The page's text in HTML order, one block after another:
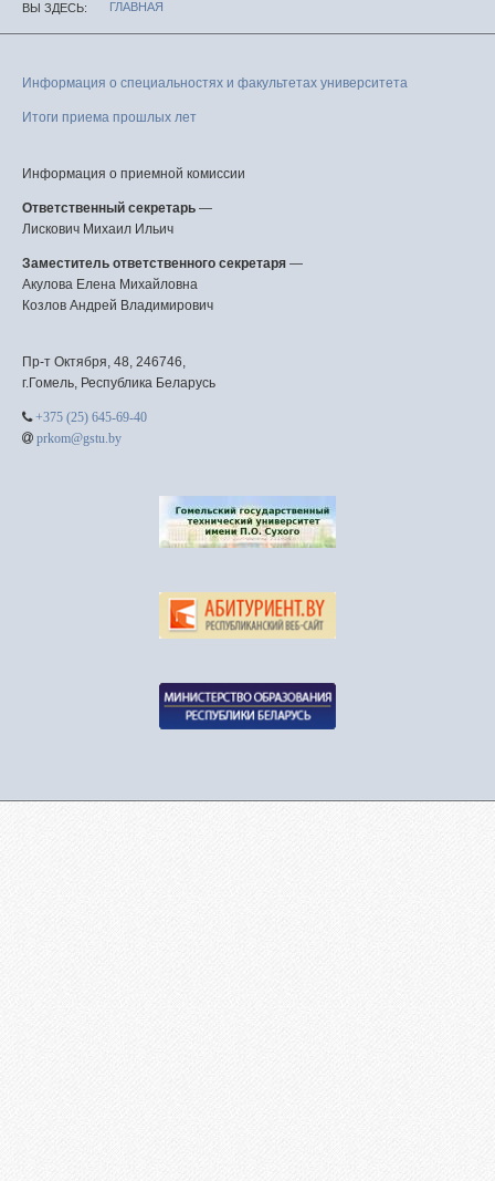
ВЫ ЗДЕСЬ ГЛАВНАЯ
Информация о специальностях и факультетах университета
Итоги приема прошлых лет
Информация о приемной комиссии
Ответственный секретарь —
Лискович Михаил Ильич
Заместитель ответственного секретаря —
Акулова Елена Михайловна
Козлов Андрей Владимирович
Пр-т Октября, 48, 246746,
г.Гомель, Республика Беларусь
+375 (25) 645-69-40
prkom@gstu.by